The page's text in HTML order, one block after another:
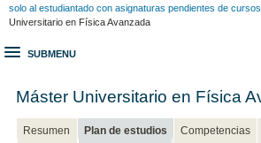
solo al estudiantado con asignaturas pendientes de
Universitario en Física Avanzada
SUBMENU
Máster Universitario en Física
Resumen Plan de estudios Competencias